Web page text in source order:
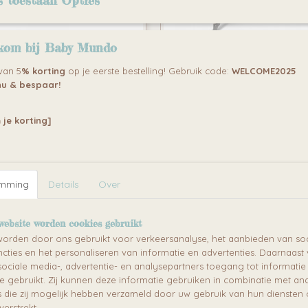
Met wielen UP and
- Bear Campingbedje
handige plek om te
Esti-bedje: Het Beste
bij Baby Mundo
5% korting op je eerste bestelling! Gebruik code: WELCOME2025
& bespaar!
je korting]
Details Over
worden cookies gebruikt
door ons gebruikt voor verkeersanalyse, het aanbieden van
en het personaliseren van informatie en advertenties. Daarnaast
media-, advertentie- en analysepartners toegang tot
gebruikt. Zij kunnen deze informatie gebruiken in combinatie met
die zij mogelijk hebben verzameld door uw gebruik van hun diensten